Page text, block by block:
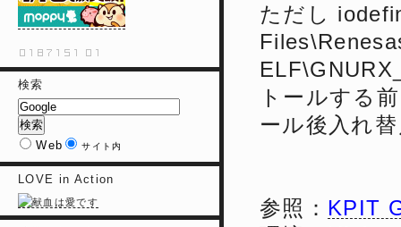
検索
Web サイト内
LOVE in Action
ただし
トールする
ール後入れ
参照： KPIT